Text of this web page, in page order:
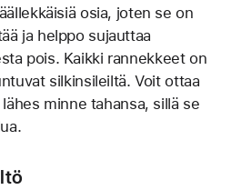
osia, joten se on
ja helppo sujauttaa
pois. Kaikki rannekkeet on
silkinsileiltä. Voit ottaa
minne tahansa, sillä se